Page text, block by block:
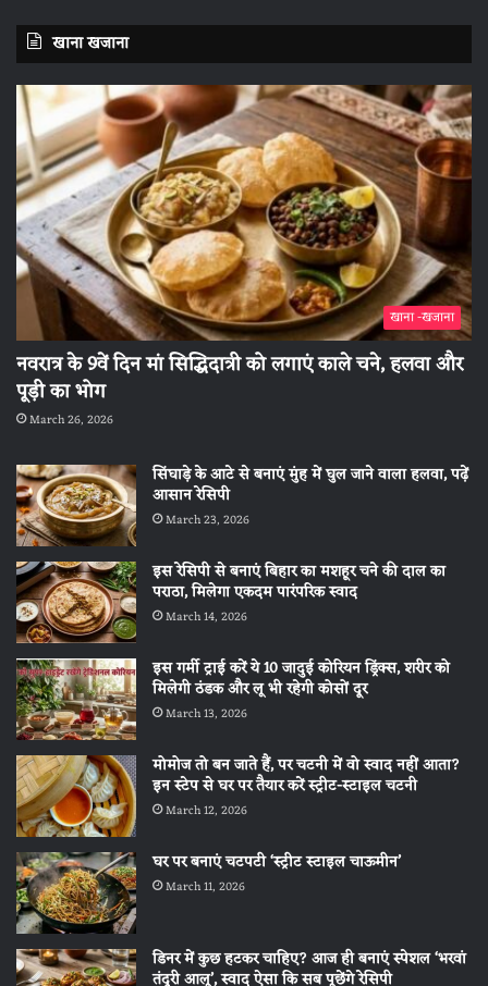
खाना खजाना
खाना -खजाना
नवरात्र के 9वें दिन मां सिद्धिदात्री को लगाएं काले चने, हलवा और
पूड़ी का भोग
March 26, 2026
सिंघाड़े के आटे से बनाएं मुंह में घुल जाने वाला हलवा, पढ़ें
आसान रेसिपी
March 23, 2026
इस रेसिपी से बनाएं बिहार का मशहूर चने की दाल का
पराठा, मिलेगा एकदम पारंपरिक स्वाद
March 14, 2026
इस गर्मी ट्राई करें ये 10 जादुई कोरियन ड्रिंक्स, शरीर को
मिलेगी ठंडक और लू भी रहेगी कोसों दूर
March 13, 2026
मोमोज तो बन जाते हैं, पर चटनी में वो स्वाद नहीं आता?
इन स्टेप से घर पर तैयार करें स्ट्रीट-स्टाइल चटनी
March 12, 2026
घर पर बनाएं चटपटी ‘स्ट्रीट स्टाइल चाऊमीन’
March 11, 2026
डिनर में कुछ हटकर चाहिए? आज ही बनाएं स्पेशल ‘भरवां
तंदूरी आलू’, स्वाद ऐसा कि सब पूछेंगे रेसिपी